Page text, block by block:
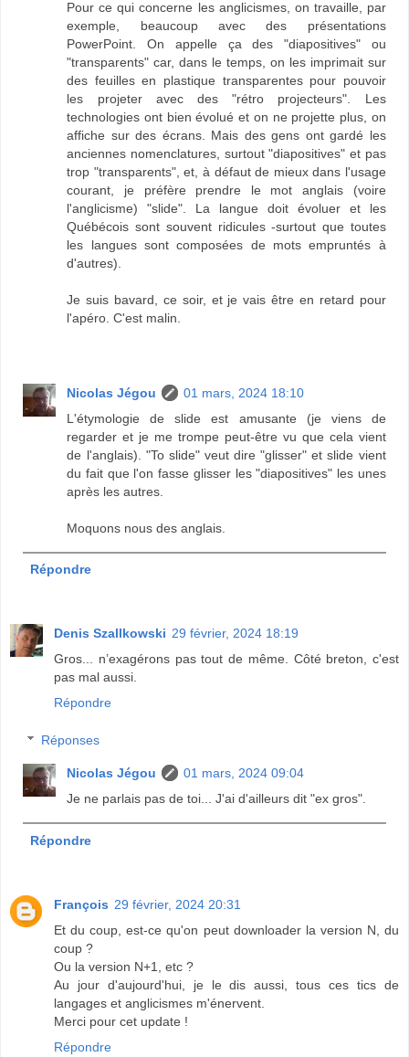
Pour ce qui concerne les anglicismes, on travaille, par
exemple, beaucoup avec des présentations
PowerPoint. On appelle ça des "diapositives" ou
"transparents" car, dans le temps, on les imprimait sur
des feuilles en plastique transparentes pour pouvoir
les projeter avec des "rétro projecteurs". Les
technologies ont bien évolué et on ne projette plus, on
affiche sur des écrans. Mais des gens ont gardé les
anciennes nomenclatures, surtout "diapositives" et pas
trop "transparents", et, à défaut de mieux dans l'usage
courant, je préfère prendre le mot anglais (voire
l'anglicisme) "slide". La langue doit évoluer et les
Québécois sont souvent ridicules -surtout que toutes
les langues sont composées de mots empruntés à
d'autres).
Je suis bavard, ce soir, et je vais être en retard pour
l'apéro. C'est malin.
Nicolas Jégou
01 mars, 2024 18:10
L'étymologie de slide est amusante (je viens de
regarder et je me trompe peut-être vu que cela vient
de l'anglais). "To slide" veut dire "glisser" et slide vient
du fait que l'on fasse glisser les "diapositives" les unes
après les autres.
Moquons nous des anglais.
Répondre
Denis Szallkowski 29 février, 2024 18:19
Gros... n’exagérons pas tout de même. Côté breton, c'est
pas mal aussi.
Répondre
Réponses
Nicolas Jégou
01 mars, 2024 09:04
Je ne parlais pas de toi... J'ai d'ailleurs dit "ex gros".
Répondre
François 29 février, 2024 20:31
Et du coup, est-ce qu'on peut downloader la version N, du
coup ?
Ou la version N+1, etc ?
Au jour d'aujourd'hui, je le dis aussi, tous ces tics de
langages et anglicismes m'énervent.
Merci pour cet update !
Répondre